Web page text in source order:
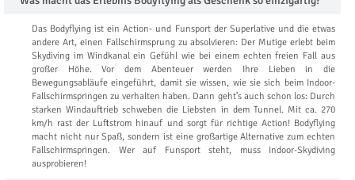
Das Bodyflying ist ein Action- und Funsport der Superlative und die etwas
andere Art, einen Fallschirmsprung zu absolvieren: Der Mutige erlebt beim
Skydiving im Windkanal ein Gefühl wie bei einem echten freien Fall aus
großer Höhe. Vor dem Abenteuer werden Ihre Lieben in die
Bewegungsabläufe eingeführt, damit sie wissen, wie sie sich beim Indoor-
Fallschirmspringen zu verhalten haben. Dann geht’s auch schon los: Durch
starken Windauftrieb schweben die Liebsten in dem Tunnel. Mit ca. 270
km/h rast der Luftstrom hinauf und sorgt für richtige Action! Bodyflying
macht nicht nur Spaß, sondern ist eine großartige Alternative zum echten
Fallschirmspringen. Wer auf Funsport steht, muss Indoor-Skydiving
ausprobieren!